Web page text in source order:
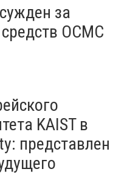
за
ОСМС
KAIST в
представлен